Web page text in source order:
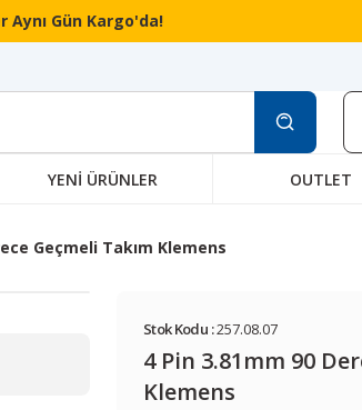
Aynı Gün Kargo'da!
YENİ ÜRÜNLER OUTLET
Geçmeli Takım Klemens
Stok Kodu :257.08.07
4 Pin 3.81mm 90
Klemens